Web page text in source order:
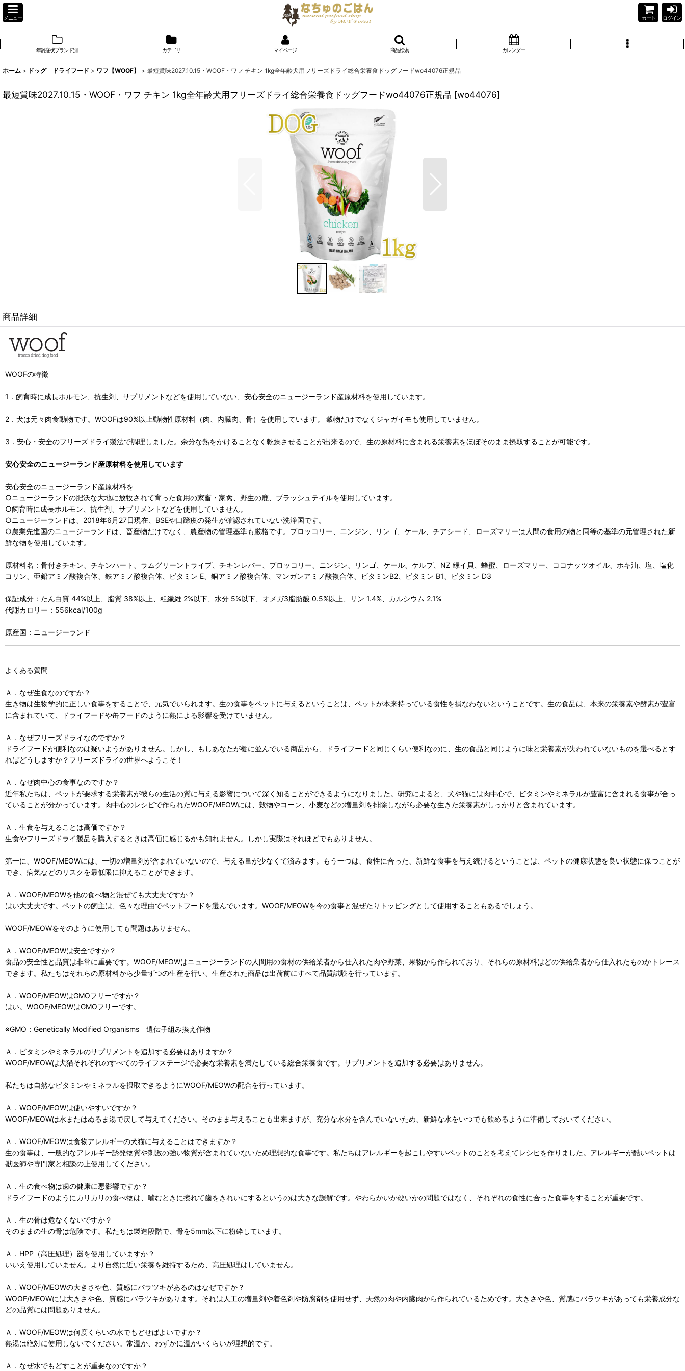
メニュー カート ログイン
年齢症状ブランド別 カテゴリ マイページ 商品検索 カレンダー
ホーム > ドッグ ドライフード > ワフ【WOOF】 > 最短賞味2027.10.15・WOOF・ワフ チキン 1kg全年齢犬用フリーズドライ総合栄養食ドッグフードwo44076正規品
最短賞味2027.10.15・WOOF・ワフ チキン 1kg全年齢犬用フリーズドライ総合栄養食ドッグフードwo44076正規品 [wo44076]
商品詳細
WOOFの特徴
1．飼育時に成長ホルモン、抗生剤、サプリメントなどを使用していない、安心安全のニュージーランド産原材料を使用しています。
2．犬は元々肉食動物です。WOOFは90%以上動物性原材料（肉、内臓肉、骨）を使用しています。 穀物だけでなくジャガイモも使用していません。
3．安心・安全のフリーズドライ製法で調理しました。余分な熱をかけることなく乾燥させることが出来るので、生の原材料に含まれる栄養素をほぼそのまま摂取することが可能です。
安心安全のニュージーランド産原材料を使用しています
安心安全のニュージーランド産原材料を
○ニュージーランドの肥沃な大地に放牧されて育った食用の家畜・家禽、野生の鹿、ブラッシュテイルを使用しています。
○飼育時に成長ホルモン、抗生剤、サプリメントなどを使用していません。
○ニュージーランドは、2018年6月27日現在、BSEや口蹄疫の発生が確認されていない洗浄国です。
○農業先進国のニュージーランドは、畜産物だけでなく、農産物の管理基準も厳格です。ブロッコリー、ニンジン、リンゴ、ケール、チアシード、ローズマリーは人間の食用の物と同等の基準の元管理された新
鮮な物を使用しています。
原材料名：骨付きチキン、チキンハート、ラムグリーントライプ、チキンレバー、ブロッコリー、ニンジン、リンゴ、ケール、ケルプ、NZ 緑イ貝、蜂蜜、ローズマリー、ココナッツオイル、ホキ油、塩、塩化
コリン、亜鉛アミノ酸複合体、鉄アミノ酸複合体、ビタミン E、銅アミノ酸複合体、マンガンアミノ酸複合体、ビタミンB2、ビタミン B1、ビタミン D3
保証成分：たん白質 44%以上、脂質 38%以上、粗繊維 2%以下、水分 5%以下、オメガ3脂肪酸 0.5%以上、リン 1.4%、カルシウム 2.1%
代謝カロリー：556kcal/100g
原産国：ニュージーランド
よくある質問
Ａ．なぜ生食なのですか？
生き物は生物学的に正しい食事をすることで、元気でいられます。生の食事をペットに与えるということは、ペットが本来持っている食性を損なわないということです。生の食品は、本来の栄養素や酵素が豊富
に含まれていて、ドライフードや缶フードのように熱による影響を受けていません。
Ａ．なぜフリーズドライなのですか？
ドライフードが便利なのは疑いようがありません。しかし、もしあなたが棚に並んでいる商品から、ドライフードと同じくらい便利なのに、生の食品と同じように味と栄養素が失われていないものを選べるとす
ればどうしますか？フリーズドライの世界へようこそ！
Ａ．なぜ肉中心の食事なのですか？
近年私たちは、ペットが要求する栄養素が彼らの生活の質に与える影響について深く知ることができるようになりました。研究によると、犬や猫には肉中心で、ビタミンやミネラルが豊富に含まれる食事が合っ
ていることが分かっています。肉中心のレシピで作られたWOOF/MEOWには、穀物やコーン、小麦などの増量剤を排除しながら必要な生きた栄養素がしっかりと含まれています。
Ａ．生食を与えることは高価ですか？
生食やフリーズドライ製品を購入するときは高価に感じるかも知れません。しかし実際はそれほどでもありません。
第一に、WOOF/MEOWには、一切の増量剤が含まれていないので、与える量が少なくて済みます。もう一つは、食性に合った、新鮮な食事を与え続けるということは、ペットの健康状態を良い状態に保つことが
でき、病気などのリスクを最低限に抑えることができます。
Ａ．WOOF/MEOWを他の食べ物と混ぜても大丈夫ですか？
はい大丈夫です。ペットの飼主は、色々な理由でペットフードを選んでいます。WOOF/MEOWを今の食事と混ぜたりトッピングとして使用することもあるでしょう。
WOOF/MEOWをそのように使用しても問題はありません。
Ａ．WOOF/MEOWは安全ですか？
食品の安全性と品質は非常に重要です。WOOF/MEOWはニュージーランドの人間用の食材の供給業者から仕入れた肉や野菜、果物から作られており、それらの原材料はどの供給業者から仕入れたものかトレース
できます。私たちはそれらの原材料から少量ずつの生産を行い、生産された商品は出荷前にすべて品質試験を行っています。
Ａ．WOOF/MEOWはGMOフリーですか？
はい。WOOF/MEOWはGMOフリーです。
※GMO：Genetically Modified Organisms 遺伝子組み換え作物
Ａ．ビタミンやミネラルのサプリメントを追加する必要はありますか？
WOOF/MEOWは犬猫それぞれのすべてのライフステージで必要な栄養素を満たしている総合栄養食です。サプリメントを追加する必要はありません。
私たちは自然なビタミンやミネラルを摂取できるようにWOOF/MEOWの配合を行っています。
Ａ．WOOF/MEOWは使いやすいですか？
WOOF/MEOWは水またはぬるま湯で戻して与えてください。そのまま与えることも出来ますが、充分な水分を含んでいないため、新鮮な水をいつでも飲めるように準備しておいてください。
Ａ．WOOF/MEOWは食物アレルギーの犬猫に与えることはできますか？
生の食事は、一般的なアレルギー誘発物質や刺激の強い物質が含まれていないため理想的な食事です。私たちはアレルギーを起こしやすいペットのことを考えてレシピを作りました。アレルギーが酷いペットは
獣医師や専門家と相談の上使用してください。
Ａ．生の食べ物は歯の健康に悪影響ですか？
ドライフードのようにカリカリの食べ物は、噛むときに擦れて歯をきれいにするというのは大きな誤解です。やわらかいか硬いかの問題ではなく、それぞれの食性に合った食事をすることが重要です。
Ａ．生の骨は危なくないですか？
そのままの生の骨は危険です。私たちは製造段階で、骨を5mm以下に粉砕しています。
Ａ．HPP（高圧処理）器を使用していますか？
いいえ使用していません。より自然に近い栄養を維持するため、高圧処理はしていません。
Ａ．WOOF/MEOWの大きさや色、質感にバラツキがあるのはなぜですか？
WOOF/MEOWには大きさや色、質感にバラツキがあります。それは人工の増量剤や着色剤や防腐剤を使用せず、天然の肉や内臓肉から作られているためです。大きさや色、質感にバラツキがあっても栄養成分な
どの品質には問題ありません。
Ａ．WOOF/MEOWは何度くらいの水でもどせばよいですか？
熱湯は絶対に使用しないでください。常温か、わずかに温かいくらいが理想的です。
Ａ．なぜ水でもどすことが重要なのですか？